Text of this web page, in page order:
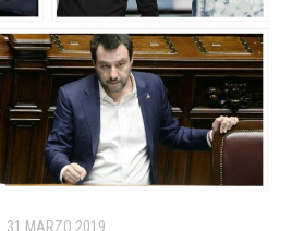
31 MARZO 2019